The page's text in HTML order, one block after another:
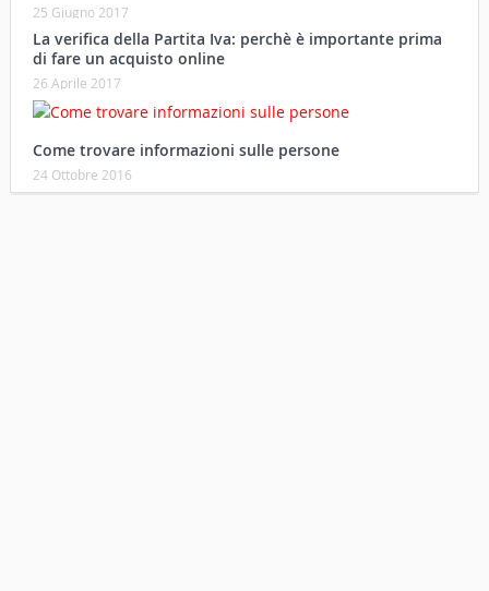
25 Giugno 2017
La verifica della Partita Iva: perchè è importante prima
di fare un acquisto online
26 Aprile 2017
Come trovare informazioni sulle persone
24 Ottobre 2016